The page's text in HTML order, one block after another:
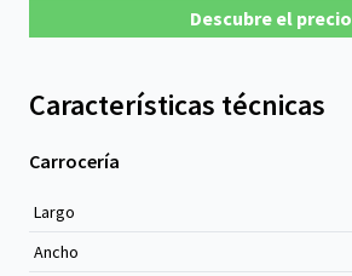
Descubre el precio
Características técnicas
Carrocería
Largo
Ancho